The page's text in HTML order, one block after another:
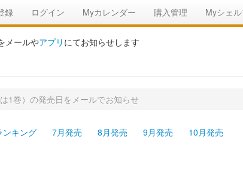
録 ログイン Myカレンダー 購入管理 Myシェル
メールやアプリ にてお知らせします
1巻）の発売日をメールでお知らせ
ンキング 7月発売 8月発売 9月発売 10月発売